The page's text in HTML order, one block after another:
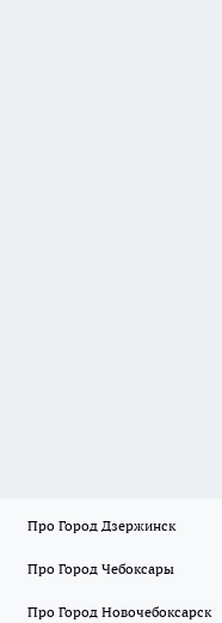
Про Город Дзержинск
Про Город Чебоксары
Про Город Новочебоксарск